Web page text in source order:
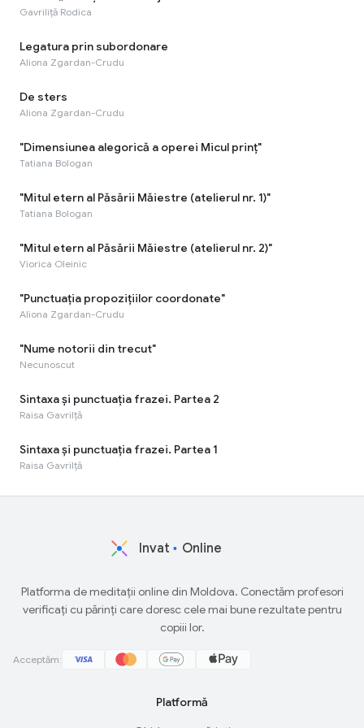
Gavriliță Rodica
Legatura prin subordonare
Aliona Zgardan-Crudu
De sters
Aliona Zgardan-Crudu
"Dimensiunea alegorică a operei Micul prinț"
Tatiana Bologan
"Mitul etern al Păsării Măiestre (atelierul nr. 1)"
Tatiana Bologan
"Mitul etern al Păsării Măiestre (atelierul nr. 2)"
Viorica Oleinic
"Punctuaţia propoziţiilor coordonate"
Aliona Zgardan-Crudu
"Nume notorii din trecut"
Necunoscut
Sintaxa și punctuația frazei. Partea 2
Raisa Gavrilță
Sintaxa și punctuația frazei. Partea 1
Raisa Gavrilță
Invat Online
Platforma de meditații online din Moldova. Conectăm profesori
verificați cu părinți care doresc cele mai bune rezultate pentru
copiii lor.
Acceptăm:
Platformă